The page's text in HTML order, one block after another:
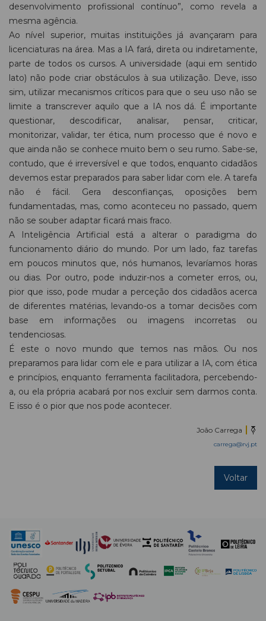
desenvolvimento profissional contínuo”, como revela a
mesma agência.
Ao nível superior, muitas instituições já avançaram para
licenciaturas na área. Mas a IA fará, direta ou indiretamente,
parte de todos os cursos. A universidade (aqui em sentido
lato) não pode criar obstáculos à sua utilização. Deve, isso
sim, utilizar mecanismos críticos para que o seu uso não se
limite a transcrever aquilo que a IA nos dá. É importante
questionar, descodificar, analisar, pensar, criticar,
monitorizar, validar, ter ética, num processo que é novo e
que ainda não se conhece muito bem o seu rumo. Sabe-se,
contudo, que é irreversível e que todos, enquanto cidadãos
devemos estar preparados para saber lidar com ele. A tarefa
não é fácil. Gera desconfianças, oposições bem
fundamentadas, mas, como aconteceu no passado, quem
não se souber adaptar ficará mais fraco.
A Inteligência Artificial está a alterar o paradigma do
funcionamento diário do mundo. Por um lado, faz tarefas
em poucos minutos que, nós humanos, levaríamos horas
ou dias. Por outro, pode induzir-nos a cometer erros, ou,
pior que isso, pode mudar a perceção dos cidadãos acerca
de diferentes matérias, levando-os a tomar decisões com
base em informações ou imagens incorretas ou
tendenciosas.
É este o novo mundo que temos nas mãos. Ou nos
preparamos para lidar com ele e para utilizar a IA, com ética
e princípios, enquanto ferramenta facilitadora, percebendo-
a, ou ela própria acabará por nos excluir sem darmos conta.
E isso é o pior que nos pode acontecer.
João Carrega
carrega@rvj.pt
Voltar